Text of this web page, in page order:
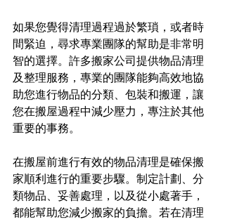
如果您覺得清理過程過於繁瑣，或者時
間緊迫，尋求專業團隊的幫助是非常明
智的選擇。許多搬家公司提供物品清理
及整理服務，專業的團隊能夠高效地協
助您進行物品的分類、包裝和搬運，讓
您在搬屋過程中減少壓力，專注於其他
重要的事務。
在搬屋前進行有效的物品清理是確保搬
家順利進行的重要步驟。制定計劃、分
類物品、妥善處理，以及從小處著手，
都能幫助您減少搬家的負擔。若在清理